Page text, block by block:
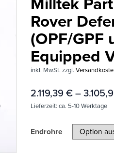
Milltek
Rover
(OPF/GPF
Equipped
inkl. MwSt. zzgl.
2.119,39 € –
Lieferzeit: ca. 5-10 Werktage
Endrohre